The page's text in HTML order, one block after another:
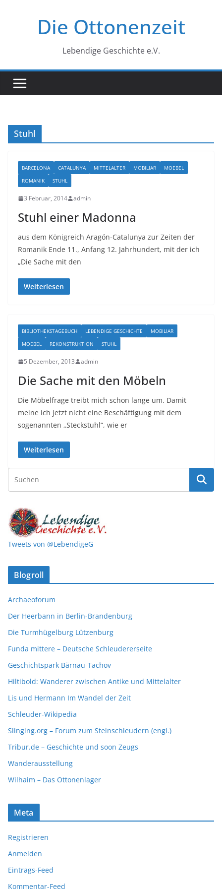
Die Ottonenzeit
Lebendige Geschichte e.V.
Stuhl
BARCELONA CATALUNYA MITTELALTER MOBILIAR
MOEBEL
ROMANIK
STUHL
3 Februar, 2014 admin
Stuhl einer Madonna
aus dem Königreich Aragón-Catalunya zur Zeiten der
Romanik Ende 11., Anfang 12. Jahrhundert, mit der ich
„Die Sache mit den
Weiterlesen
BIBLIOTHEKSTAGEBUCH LEBENDIGE GESCHICHTE
MOBILIAR
MOEBEL
REKONSTRUKTION STUHL
5 Dezember, 2013 admin
Die Sache mit den Möbeln
Die Möbelfrage treibt mich schon lange um. Damit
meine ich jetzt nicht eine Beschäftigung mit dem
sogenannten „Steckstuhl“, wie er
Weiterlesen
Tweets von @LebendigeG
Blogroll
Archaeoforum
Der Heerbann in Berlin-Brandenburg
Die Turmhügelburg Lützenburg
Funda mittere – Deutsche Schleudererseite
Geschichtspark Bärnau-Tachov
Hiltibold: Wanderer zwischen Antike und Mittelalter
Lis und Hermann Im Wandel der Zeit
Schleuder-Wikipedia
Slinging.org – Forum zum Steinschleudern (engl.)
Tribur.de – Geschichte und soon Zeugs
Wanderausstellung
Wilhaim – Das Ottonenlager
Meta
Registrieren
Anmelden
Eintrags-Feed
Kommentar-Feed